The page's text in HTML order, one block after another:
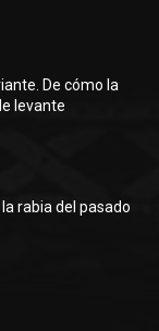
De cómo la
levante
rabia del pasado